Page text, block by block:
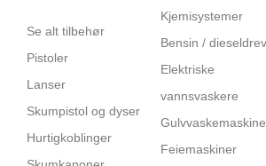
Se alt tilbehør
Pistoler
Lanser
Skumpistol og dyser
Hurtigkoblinger
Kjemisystemer
Bensin /
Elektriske
vannsvaskere
Feiemaskiner